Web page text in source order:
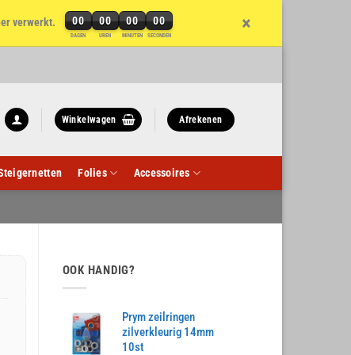
verwerkt. 00
DAGEN
00
UREN
00
MINUTEN
00
SECONDEN
×
Winkelwagen Afrekenen
Folies Accessoires
OOK HANDIG?
Prym zeilringen
zilverkleurig 14mm
10st